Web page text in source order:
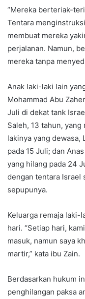
“Mereka berteriak-
Tentara
membuat mereka
perjalanan. Namun,
mereka tanpa
Anak laki-laki lain
Mohammad Abu
Juli di dekat tank
Saleh, 13 tahun,
lakinya yang dewasa,
pada 15 Juli; dan
yang hilang pada 24
dengan tentara Israel
sepupunya.
Keluarga remaja laki-
hari. “Setiap hari,
masuk, namun saya
martir,” kata ibu Zain.
Berdasarkan hukum
penghilangan paksa